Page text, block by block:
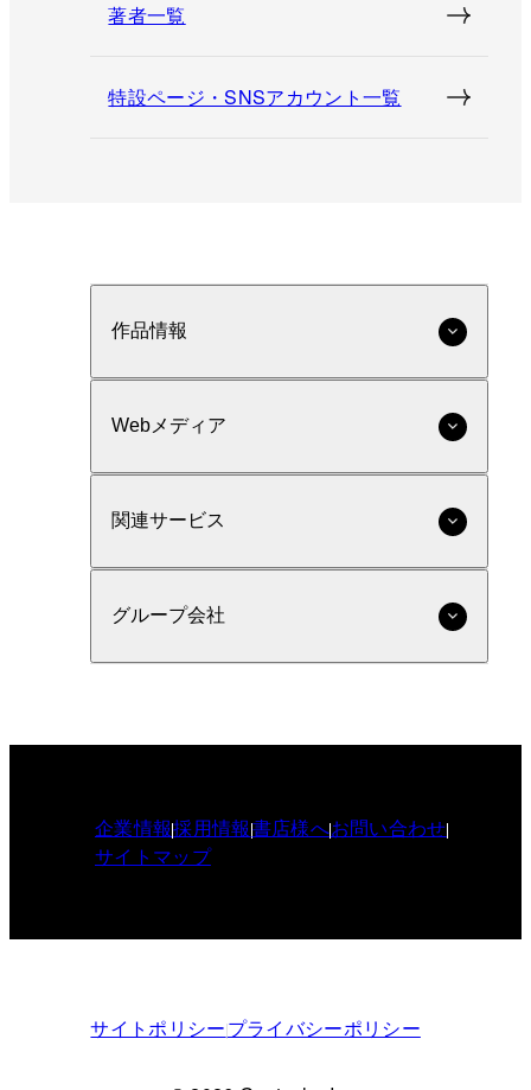
著者一覧
特設ページ・SNSアカウント一覧
作品情報
Webメディア
関連サービス
グループ会社
企業情報採用情報書店様へお問い合わせ
サイトマップ
サイトポリシープライバシーポリシー